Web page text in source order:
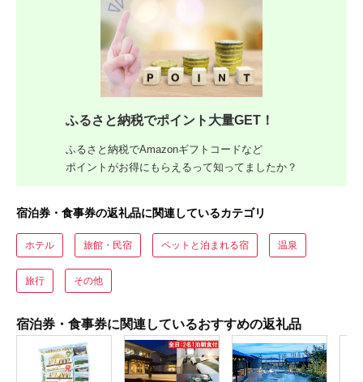
ふるさと納税でポイント大量GET！
ふるさと納税でAmazonギフトコードなど
ポイントがお得にもらえるって知ってましたか？
宿泊券・食事券の返礼品に関連しているカテゴリ
ホテル 旅館・民宿 ペットと泊まれる宿 温泉
旅行 その他
宿泊券・食事券に関連しているおすすめの返礼品